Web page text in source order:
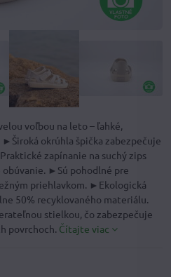
voľbou na leto – ľahké,
okrúhla špička zabezpečuje
zapínanie na suchý zips
►Sú pohodlné pre
priehlavkom. ►Ekologická
50% recyklovaného materiálu.
stielkou, čo zabezpečuje
povrchoch. Čítajte viac